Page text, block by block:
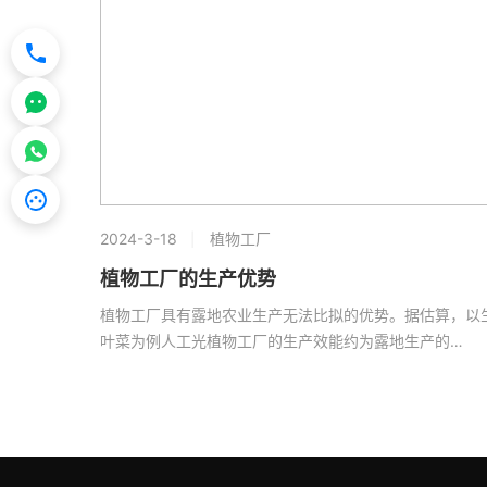
2024-3-18 植物工厂
植物工厂的生产优势
植物工厂具有露地农业生产无法比拟的优势。据估算，以
叶菜为例人工光植物工厂的生产效能约为露地生产的…